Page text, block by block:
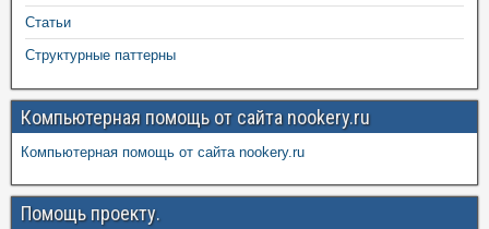
Статьи
Структурные паттерны
Компьютерная помощь от сайта nookery.ru
Компьютерная помощь от сайта nookery.ru
Помощь проекту.